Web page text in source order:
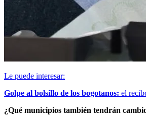
Le puede interesar:
Golpe al bolsillo de los bogotanos: el
¿Qué municipios también tendrán